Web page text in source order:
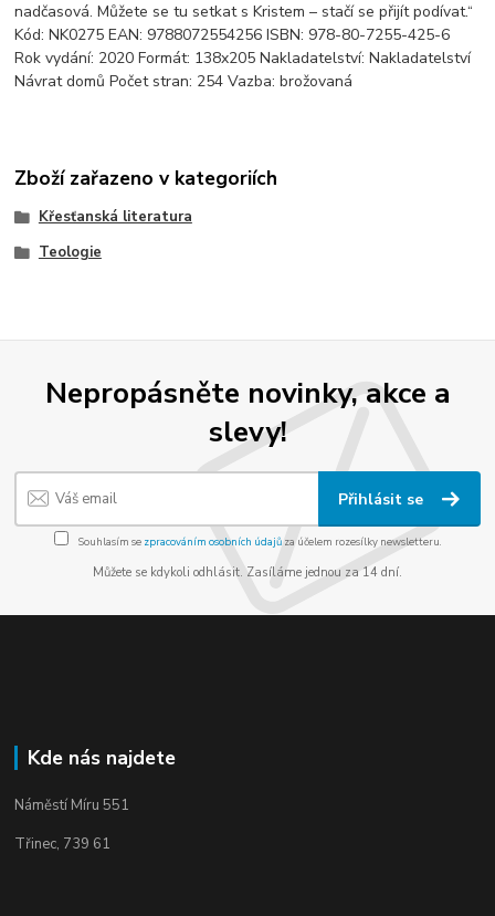
nadčasová. Můžete se tu setkat s Kristem – stačí se přijít podívat.“
Kód: NK0275 EAN: 9788072554256 ISBN: 978-80-7255-425-6
Rok vydání: 2020 Formát: 138x205 Nakladatelství: Nakladatelství
Návrat domů Počet stran: 254 Vazba: brožovaná
Zboží zařazeno v kategoriích
Křesťanská literatura
Teologie
Nepropásněte novinky, akce a
slevy!
Přihlásit se
Souhlasím se zpracováním osobních údajůza účelem rozesílky newsletteru.
Můžete se kdykoli odhlásit. Zasíláme jednou za 14 dní.
Kde nás najdete
Náměstí Míru 551
Třinec, 739 61